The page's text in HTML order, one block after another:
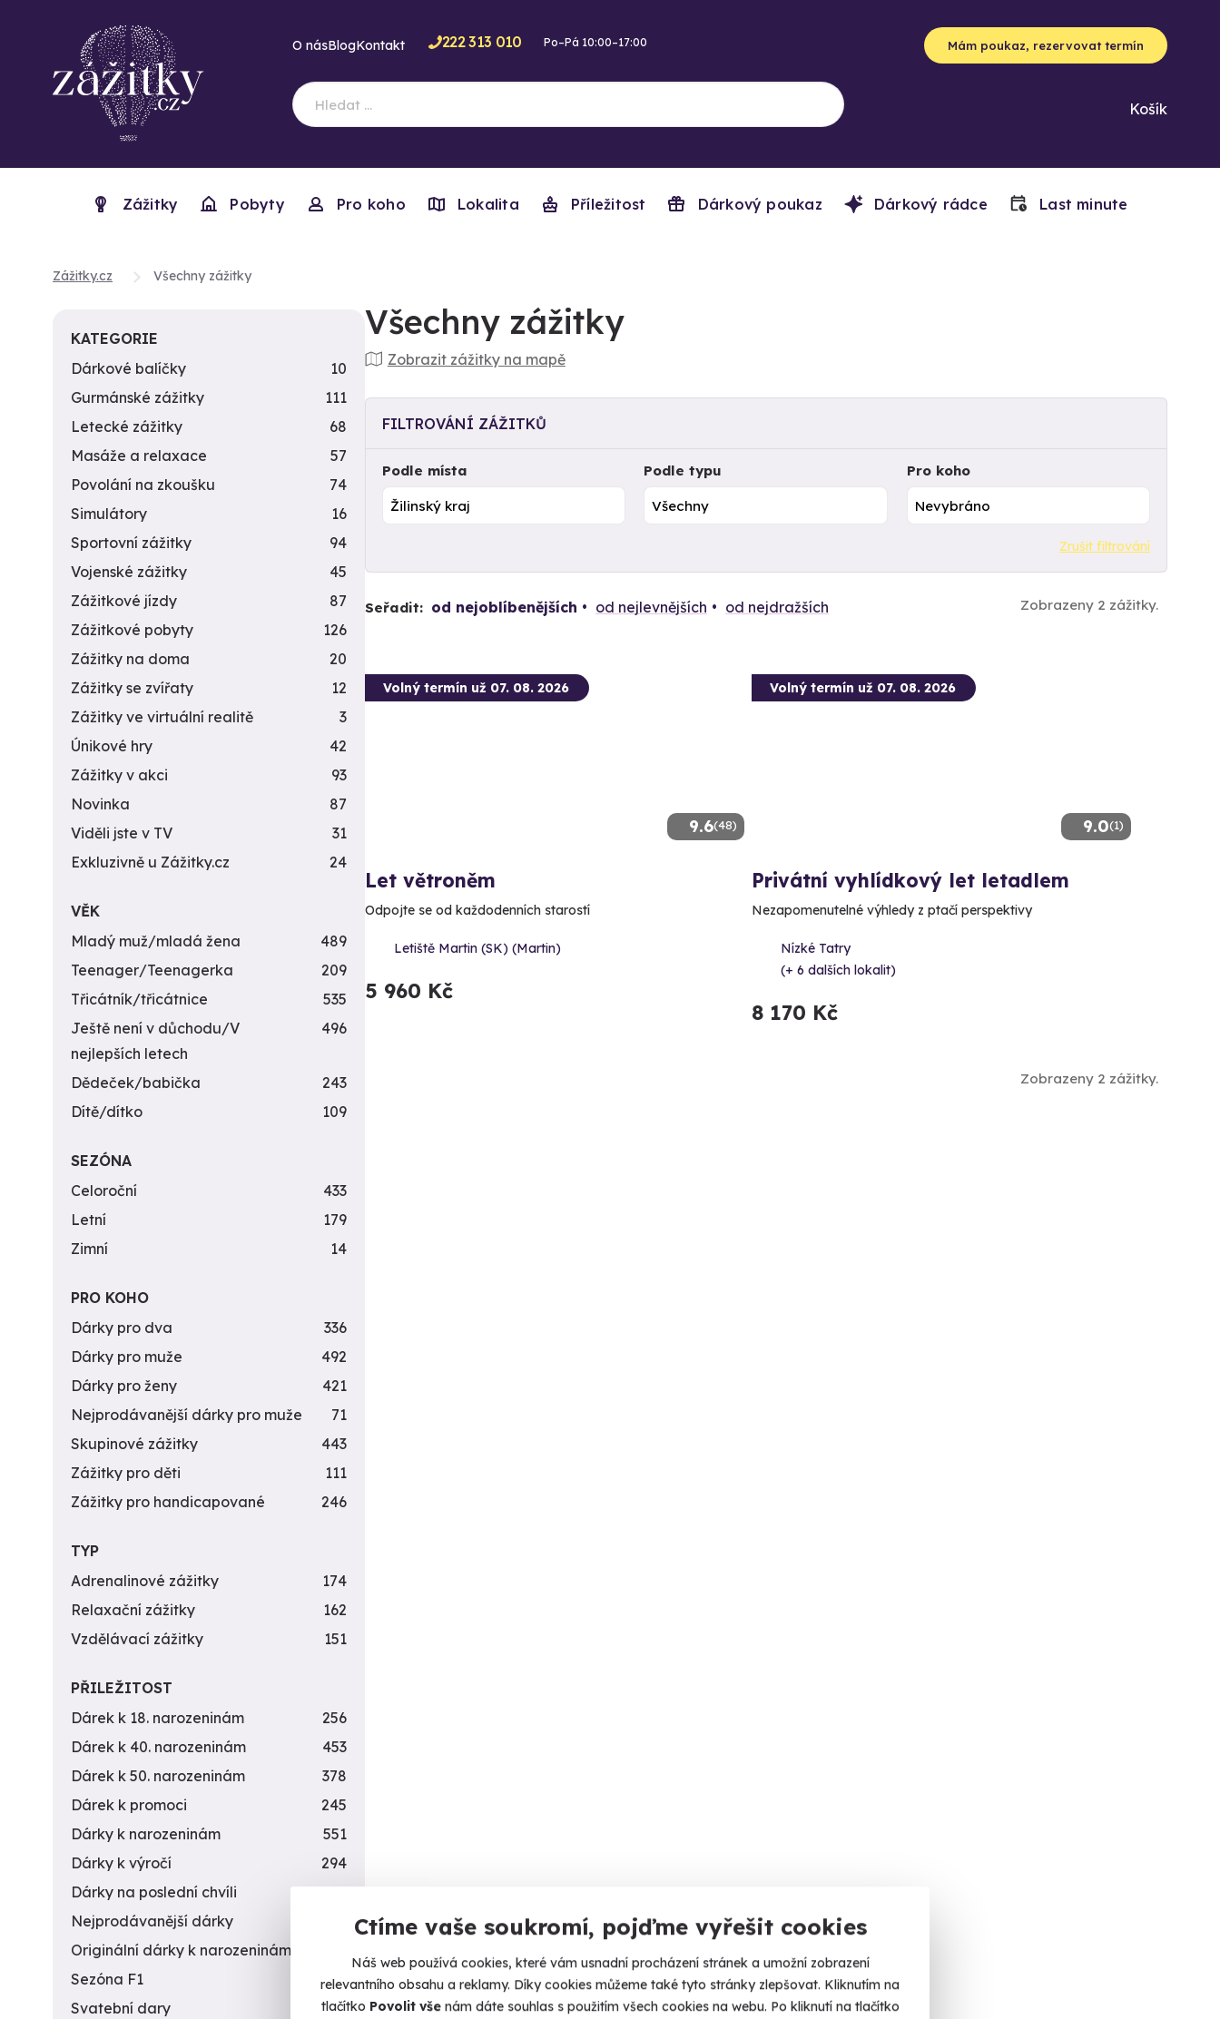
Ctíme vaše soukromí, pojďme vyřešit cookies
Náš web používá cookies, které vám usnadní procházení stránek a umožní zobrazení
relevantního obsahu a reklamy. Díky cookies můžeme také tyto stránky zlepšovat. Kliknutím na
tlačítko Povolit vše nám dáte souhlas s použitím všech cookies na webu. Po kliknutí na tlačítko
O násBlogKontakt 222 313 010 Po–Pá 10:00–17:00 Mám poukaz, rezervovat termín
Košík
Zážitky Pobyty Pro koho Lokalita Příležitost Dárkový poukaz Dárkový rádce Last minute
Zážitky.cz Všechny zážitky
Všechny zážitky
Zobrazit zážitky na mapě
FILTROVÁNÍ ZÁŽITKŮ
Podle místa Podle typu Pro koho
Zrušit filtrování
Seřadit: od nejoblíbenějších od nejlevnějších od nejdražších Zobrazeny 2 zážitky.
9.6(48)
Volný termín už 07. 08. 2026
Let větroněm
Odpojte se od každodenních starostí
Letiště Martin (SK) (Martin)
5 960 Kč
9.0(1)
Volný termín už 07. 08. 2026
Privátní vyhlídkový let letadlem
Nezapomenutelné výhledy z ptačí perspektivy
Nízké Tatry
(+ 6 dalších lokalit)
8 170 Kč
Zobrazeny 2 zážitky.
KATEGORIE
Dárkové balíčky
10
Gurmánské zážitky
111
Letecké zážitky
68
Masáže a relaxace
57
Povolání na zkoušku
74
Simulátory
16
Sportovní zážitky
94
Vojenské zážitky
45
Zážitkové jízdy
87
Zážitkové pobyty
126
Zážitky na doma
20
Zážitky se zvířaty
12
Zážitky ve virtuální realitě
3
Únikové hry
42
Zážitky v akci
93
Novinka
87
Viděli jste v TV
31
Exkluzivně u Zážitky.cz
24
VĚK
Mladý muž/mladá žena
489
Teenager/Teenagerka
209
Třicátník/třicátnice
535
Ještě není v důchodu/V
nejlepších letech
496
Dědeček/babička
243
Dítě/dítko
109
SEZÓNA
Celoroční
433
Letní
179
Zimní
14
PRO KOHO
Dárky pro dva
336
Dárky pro muže
492
Dárky pro ženy
421
Nejprodávanější dárky pro muže
71
Skupinové zážitky
443
Zážitky pro děti
111
Zážitky pro handicapované
246
TYP
Adrenalinové zážitky
174
Relaxační zážitky
162
Vzdělávací zážitky
151
PŘILEŽITOST
Dárek k 18. narozeninám
256
Dárek k 40. narozeninám
453
Dárek k 50. narozeninám
378
Dárek k promoci
245
Dárky k narozeninám
551
Dárky k výročí
294
Dárky na poslední chvíli
450
Nejprodávanější dárky
Originální dárky k narozeninám
Sezóna F1
4
Svatební dary
196